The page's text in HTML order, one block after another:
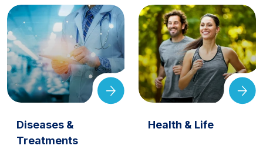
Diseases &
Treatments
Health & Life